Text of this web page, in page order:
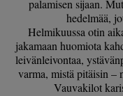
palamisen sijaan.
hedelmää,
Helmikuussa otin
jakamaan huomiota
leivänleivontaa,
varma, mistä pitäisin –
Vauvakilot